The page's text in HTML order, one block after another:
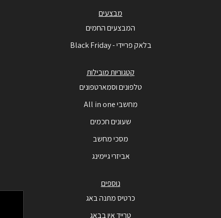
מבצעים
המבצעים החמים
בלאק פריידי - Black Friday
קטגוריות מובילות
טלפונים וסמארטפונים
מחשבי All in one
שעונים חכמים
מסכי מחשב
אביזרי גיימינג
נוספים
כרטיס מתנה באג
טרייד אין בבאג